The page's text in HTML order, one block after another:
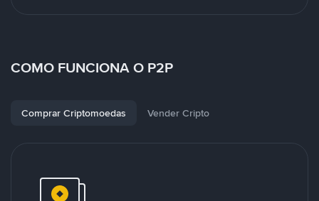
COMO FUNCIONA O P2P
Comprar Criptomoedas Vender Cripto